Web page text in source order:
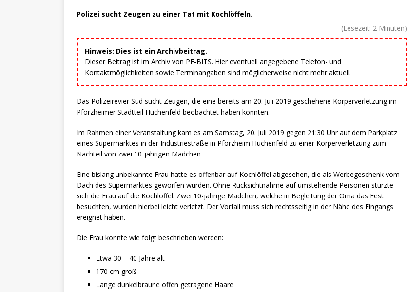
Polizei sucht Zeugen zu einer Tat mit Kochlöffeln.
(Lesezeit: 2 Minuten)
Hinweis: Dies ist ein Archivbeitrag.
Dieser Beitrag ist im Archiv von PF-BITS. Hier eventuell angegebene Telefon- und
Kontaktmöglichkeiten sowie Terminangaben sind möglicherweise nicht mehr aktuell.
Das Polizeirevier Süd sucht Zeugen, die eine bereits am 20. Juli 2019 geschehene Körperverletzung im
Pforzheimer Stadtteil Huchenfeld beobachtet haben könnten.
Im Rahmen einer Veranstaltung kam es am Samstag, 20. Juli 2019 gegen 21:30 Uhr auf dem Parkplatz
eines Supermarktes in der Industriestraße in Pforzheim Huchenfeld zu einer Körperverletzung zum
Nachteil von zwei 10-jährigen Mädchen.
Eine bislang unbekannte Frau hatte es offenbar auf Kochlöffel abgesehen, die als Werbegeschenk vom
Dach des Supermarktes geworfen wurden. Ohne Rücksichtnahme auf umstehende Personen stürzte
sich die Frau auf die Kochlöffel. Zwei 10-jährige Mädchen, welche in Begleitung der Oma das Fest
besuchten, wurden hierbei leicht verletzt. Der Vorfall muss sich rechtsseitig in der Nähe des Eingangs
ereignet haben.
Die Frau konnte wie folgt beschrieben werden:
Etwa 30 – 40 Jahre alt
170 cm groß
Lange dunkelbraune offen getragene Haare